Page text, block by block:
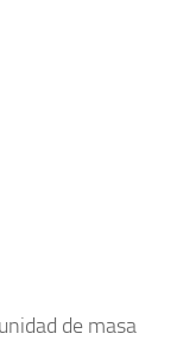
de masa